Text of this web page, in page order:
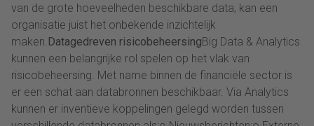
van de grote hoeveelheden beschikbare data, kan een
organisatie juist het onbekende inzichtelijk
maken. Datagedreven risicobeheersingBig Data & Analytics
kunnen een belangrijke rol spelen op het vlak van
risicobeheersing. Met name binnen de financiële sector is
er een schat aan databronnen beschikbaar. Via Analytics
kunnen er inventieve koppelingen gelegd worden tussen